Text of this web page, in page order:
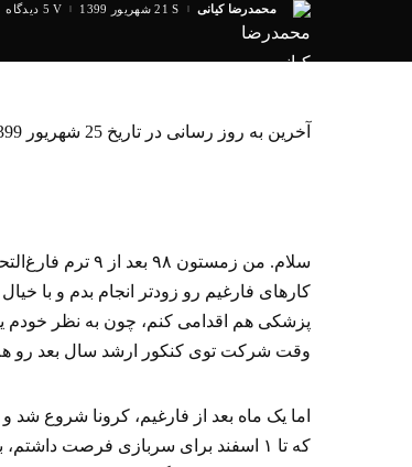
ارسال
توسط
محمدرضا کیانی 21 شهریور 1399 5 دیدگاه
آخرین به روز رسانی در تاریخ 25 شهریور 1399
سلام. من
کارهای فارغیم رو زودتر انجام بدم و با
پزشکی هم اقدامی کنم، چون به نظر خودم
وقت شرکت توی کنکور ارشد سال بعد رو
اما یک ماه بعد از فارغیم، کرونا شروع